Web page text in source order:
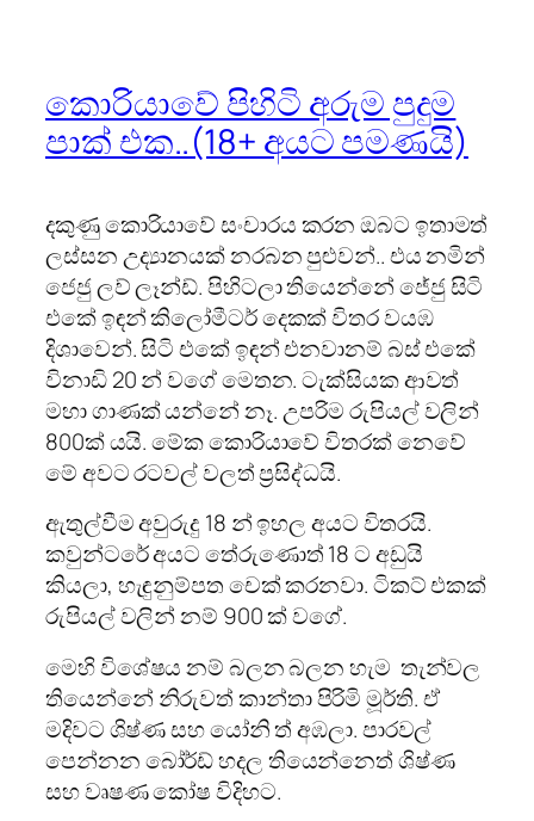
කොරියාවේ පිහිටි අරුම පුදුම
පාක් එක..(18+ අයට පමණයි)
දකුණු කොරියාවේ සංචාරය කරන ඔබට ඉතාමත්
ලස්සන උද්‍යානයක් නරබන පුළුවන්.. එය නමින්
ජෙජු ලව් ලෑන්ඩ්. පිහිටලා තියෙන්නේ ජේජු සිටි
එකේ ඉඳන් කිලෝමීටර් දෙකක් විතර වයඹ
දිශාවෙන්. සිටි එකේ ඉඳන් එනවානම් බස් එකේ
විනාඩි 20 න් වගේ මෙතන. ටැක්සියක ආවත්
මහා ගාණක් යන්නේ නෑ. උපරිම රුපියල් වලින්
800ක් යයි. මේක කොරියාවේ විතරක් නෙවේ
මේ අවට රටවල් වලත් ප්‍රසිද්ධයි.
ඇතුල්වීම අවුරුදු 18 න් ඉහල අයට විතරයි.
කවුන්ටරේ අයට තේරුණොත් 18 ට අඩුයි
කියලා, හැඳුනුම්පත චෙක් කරනවා. ටිකට් එකක්
රුපියල් වලින් නම් 900 ක් වගේ.
මෙහි විශේෂය නම් බලන බලන හැම තැන්වල
තියෙන්නේ නිරුවත් කාන්තා පිරිමි මූර්ති. ඒ
මදිවට ශිෂ්ණ සහ යෝනි ත් අඹලා. පාරවල්
පෙන්නන බෝර්ඩ් හදල තියෙන්නෙත් ශිෂ්ණ
සහ වෘෂණ කෝෂ විදිහට.